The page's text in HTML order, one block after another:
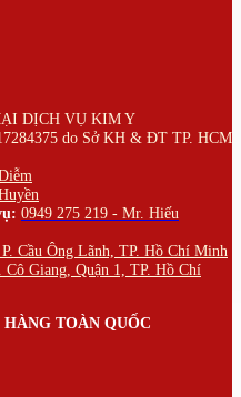
DỊCH VỤ KIM Y
do Sở KH & ĐT TP. HCM
0949 275 219 - Mr. Hiếu
Cầu Ông Lãnh, TP. Hồ Chí Minh
Giang, Quận 1, TP. Hồ Chí
TOÀN QUỐC